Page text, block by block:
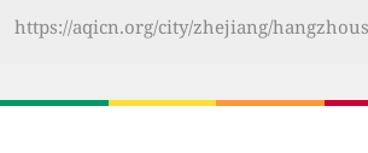
https://aqicn.org/city/zhejiang/